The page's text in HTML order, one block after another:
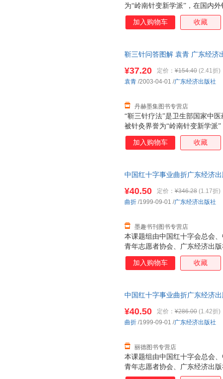
为“岭南针变新学派”，在国内
崇尚并运用于临床，收到了满
学中我发现，“靳三针疗法”并
针”的理、法、方、针、穴原理
加入购物车 收藏
靳三针问答图解 袁青 广东经济
“靳三针疗法”是卫生部国家中
被针灸界誉为“岭南针变新学派
床工作者所崇尚并运用于临床
践和临床教学中我发现，“靳
果能以“靳三针”的理、法、方
¥37.20 定价： ¥154.40 (2.41折)
丹赫墨集图书专营店
袁青 /2003-04-01 /广东经济出版社
加入购物车 收藏
中国红十字事业曲折广东经济
本课题组由中国红十字会总会
青年志愿者协会、广东经济出
联合众多专家学者组成。其宗
精神，在中华大地上闪耀真、
¥40.50 定价： ¥346.28 (1.17折)
墨趣书刊图书专营店
曲折 /1999-09-01 /广东经济出版社
加入购物车 收藏
中国红十字事业曲折广东经济
本课题组由中国红十字会总会
青年志愿者协会、广东经济出
联合众多专家学者组成。其宗
¥40.50 定价： ¥286.00 (1.42折)
丽德图书专营店
曲折 /1999-09-01 /广东经济出版社